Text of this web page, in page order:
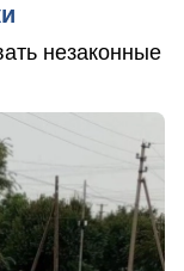
незаконные